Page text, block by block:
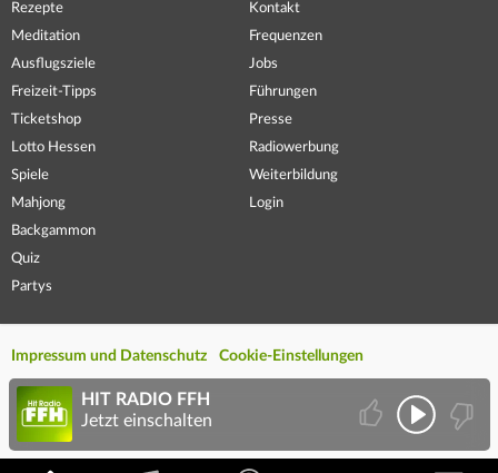
Rezepte
Meditation
Ausflugsziele
Freizeit-Tipps
Ticketshop
Lotto Hessen
Spiele
Mahjong
Backgammon
Quiz
Partys
Kontakt
Frequenzen
Jobs
Führungen
Presse
Radiowerbung
Weiterbildung
Login
Impressum und Datenschutz Cookie-Einstellungen
HIT RADIO FFH
Jetzt einschalten